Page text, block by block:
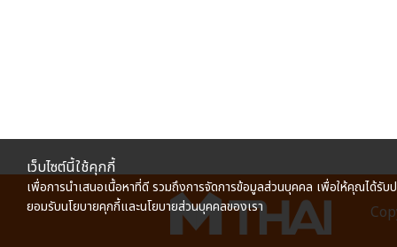
เว็บไซต์นี้ใช้คุกกี้
เพื่อการนำเสนอเนื้อหาที่ดี รวมถึงการจัดการข้อมูลส่วนบุคคล เพื่อให้คุณได้รั
ยอมรับนโยบายคุกกี้และนโยบายส่วนบุคคลของเรา